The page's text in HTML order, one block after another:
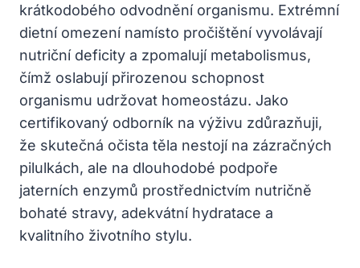
krátkodobého odvodnění organismu. Extrémní
dietní omezení namísto pročištění vyvolávají
nutriční deficity a zpomalují metabolismus,
čímž oslabují přirozenou schopnost
organismu udržovat homeostázu. Jako
certifikovaný odborník na výživu zdůrazňuji,
že skutečná očista těla nestojí na zázračných
pilulkách, ale na dlouhodobé podpoře
jaterních enzymů prostřednictvím nutričně
bohaté stravy, adekvátní hydratace a
kvalitního životního stylu.